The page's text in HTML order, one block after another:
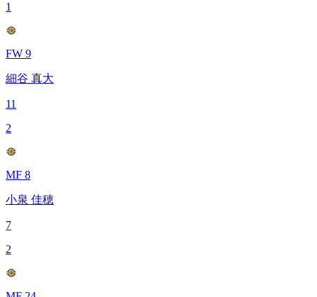
1
FW 9
細谷 真大
11
2
MF 8
小泉 佳穂
7
2